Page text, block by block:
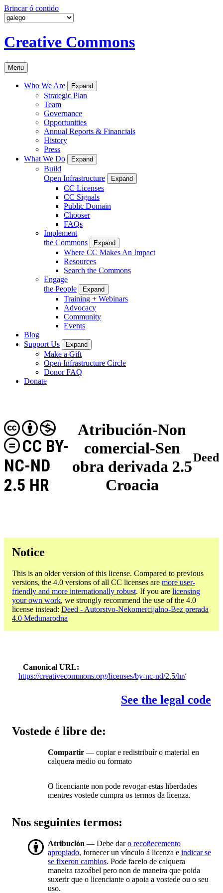
Brincar ó contido
Creative Commons
Menu
Who We Are Expand
Strategic Plan
Team
Governance
Opportunities
Annual Reports & Financials
History
Press
What We Do
Expand
Build
Open Infrastructure
Expand
CC Licenses
CC Signals
Public Domain
Chooser
FAQs
Implement
the Commons
Expand
Where CC Makes An Impact
Resources
Search the Commons
Engage
the People
Expand
Training + Webinars
Advocacy
Community
Events
Blog
Support Us
Expand
Make a Gift
Open Infrastructure Circle
Donor FAQ
Donate
Atribución-Non
comercial-Sen
obra derivada 2.5
Croacia
CC BY-
NC-ND
2.5 HR
Deed
Notice
This is an older version of this license. Compared to previous
versions, the 4.0 versions of all CC licenses are more user-
friendly and more internationally robust. If you are licensing
your own work, we strongly recommend the use of the 4.0
license instead: Deed - Autorstvo-Nekomercijalno-Bez prerada
4.0 Međunarodna
Canonical URL
https://creativecommons.org/licenses/by-nc-nd/2.5/hr/
See the legal code
Vostede é libre de:
Compartir — copiar e redistribuír o material en
calquera medio ou formato
O licenciante non pode revogar estas liberdades
mentres vostede cumpra os termos da licenza.
Nos seguintes termos:
Atribución — Debe daro recoñecemento
apropiado, fornecer un vínculo á licenza e indicar se
se fixeron cambios. Pode facelo de calquera
maneira razoábel pero non de maneira que poida
suxerir que o licenciante o apoia a vostede ou o seu
uso.